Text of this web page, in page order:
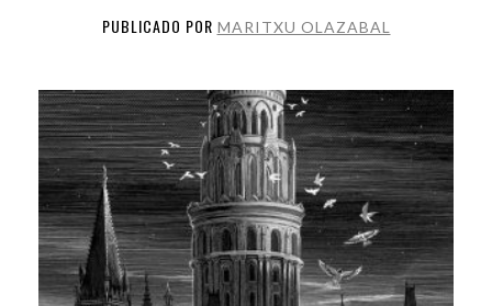
PUBLICADO POR MARITXU OLAZABAL